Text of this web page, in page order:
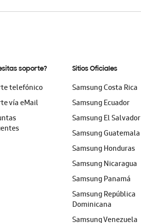
soporte?
telefónico
vía eMail
Sitios Oficiales
Samsung Costa Rica
Samsung Ecuador
Samsung El Salvador
Samsung Guatemala
Samsung Honduras
Samsung Nicaragua
Samsung Panamá
Samsung República
Dominicana
Samsung Venezuela